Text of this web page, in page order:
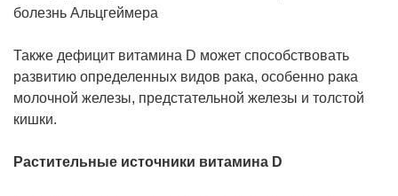
болезнь Альцгеймера
Также дефицит витамина D может способствовать
развитию определенных видов рака, особенно рака
молочной железы, предстательной железы и толстой
кишки.
Растительные источники витамина D